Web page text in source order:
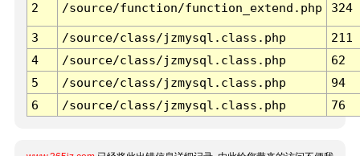
2 /source/function/function_extend.php 324
3 /source/class/jzmysql.class.php
211
4
/source/class/jzmysql.class.php
62
5
/source/class/jzmysql.class.php
94
6
/source/class/jzmysql.class.php 76